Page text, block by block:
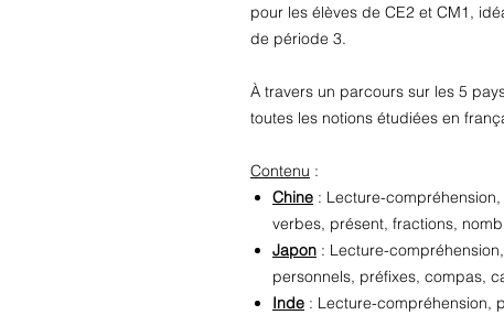
pour les élèves de CE2 et CM1,
de période 3.
À travers un parcours sur les 5
toutes les notions étudiées en
Contenu :
Chine : Lecture-
verbes, présent, fractions,
Japon : Lecture-
personnels, préfixes, compas,
Inde : Lecture-compréhension,